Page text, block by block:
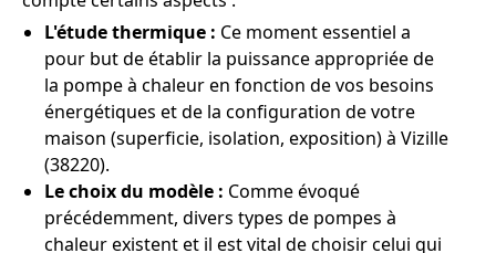
L'étude thermique : Ce moment essentiel a
pour but de établir la puissance appropriée de
la pompe à chaleur en fonction de vos besoins
énergétiques et de la configuration de votre
maison (superficie, isolation, exposition) à Vizille
(38220).
Le choix du modèle : Comme évoqué
précédemment, divers types de pompes à
chaleur existent et il est vital de choisir celui qui